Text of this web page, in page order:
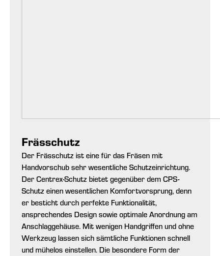
Frässchutz
Der Frässchutz ist eine für das Fräsen mit
Handvorschub sehr wesentliche Schutzeinrichtung.
Der Centrex-Schutz bietet gegenüber dem CPS-
Schutz einen wesentlichen Komfortvorsprung, denn
er besticht durch perfekte Funktionalität,
ansprechendes Design sowie optimale Anordnung am
Anschlaggehäuse. Mit wenigen Handgriffen und ohne
Werkzeug lassen sich sämtliche Funktionen schnell
und mühelos einstellen. Die besondere Form der